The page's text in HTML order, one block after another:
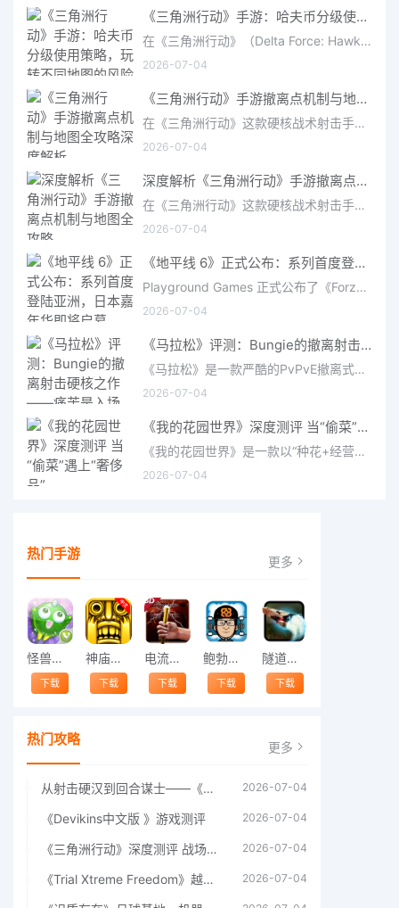
《三角洲行动》手游：哈夫币分级使用策略，玩转不同地图的风险与回报
在《三角洲行动》（Delta Force: Hawk Ops）“烽火地带”模式中，地图被划分为“普通”、“机密”和“绝密”三个
2026-07-04
《三角洲行动》手游撤离点机制与地图全攻略深度解析
在《三角洲行动》这款硬核战术射击手游中，撤离是每位干员行动的核心目标。无论你在战场中搜刮了多少高价值物
2026-07-04
深度解析《三角洲行动》手游撤离点机制与地图全攻略
在《三角洲行动》这款硬核战术射击手游中，撤离是每位干员行动的核心目标。无论你在战场中搜刮了多少高价值物
2026-07-04
《地平线 6》正式公布：系列首度登陆亚洲，日本嘉年华即将启幕
Playground Games 正式公布了《Forza Horizon 6》，这次备受赞誉的地平线嘉年华将首次驶入亚洲，落户日本。玩家
2026-07-04
《马拉松》评测：Bungie的撤离射击硬核之作——痛苦是入场券，回报是顶级的
《马拉松》是一款严酷的PvPvE撤离式射击游戏，现已登陆PS5、Xbox Series X/S和PC。它继承了Bungie上世纪90年
2026-07-04
《我的花园世界》深度测评 当“偷菜”遇上“奢侈品”
《我的花园世界》是一款以“种花+经营+社交”为核心的模拟经营类手游。游戏将玩家置于一个古风花园环境中，扮
2026-07-04
热门手游 更多
怪兽跳跃
下载
神庙逃亡中文版
下载
电流急急棒
下载
鲍勃的梦境
下载
隧道逃脱
下载
热门攻略 更多
从射击硬汉到回合谋士——《战争机器：战略版》如何演绎另一位猛男的传奇 2026-07-04
《Devikins中文版 》游戏测评 2026-07-04
《三角洲行动》深度测评 战场上的野心与裂痕 2026-07-04
《Trial Xtreme Freedom》越野摩托车测评总结 2026-07-04